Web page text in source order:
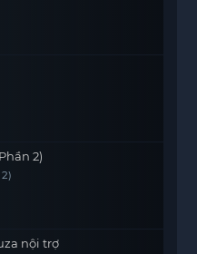
2)
nội trợ